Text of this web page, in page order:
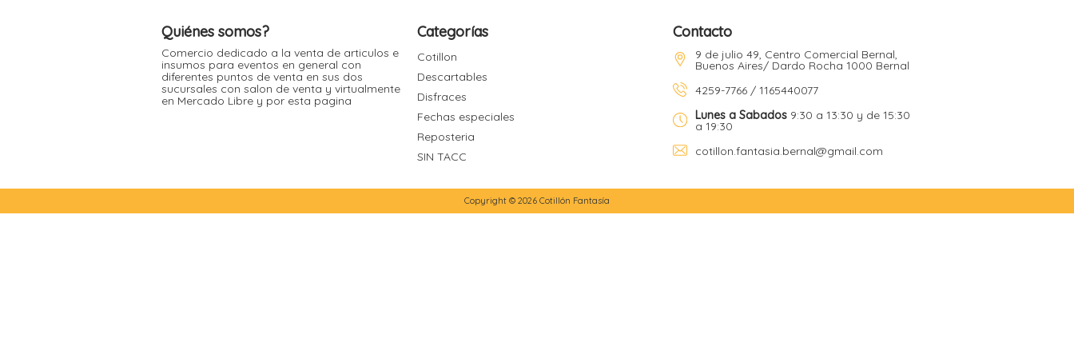
Navidad
Pascuas
Pirotines
Pre-mezclas
Velas y bengalas
Quiénes somos?
Comercio dedicado a la venta de articulos e
insumos para eventos en general con
diferentes puntos de venta en sus dos
sucursales con salon de venta y virtualmente
en Mercado Libre y por esta pagina
Categorías
Cotillon
Descartables
Disfraces
Fechas especiales
Reposteria
SIN TACC
Contacto
9 de julio 49, Centro Comercial Bernal,
Buenos Aires/ Dardo Rocha 1000 Bernal
4259-7766 / 1165440077
Lunes a Sabados9:30 a 13:30 y de 15:30
a 19:30
cotillon.fantasia.bernal@gmail.com
Copyright © 2026 Cotillón Fantasía